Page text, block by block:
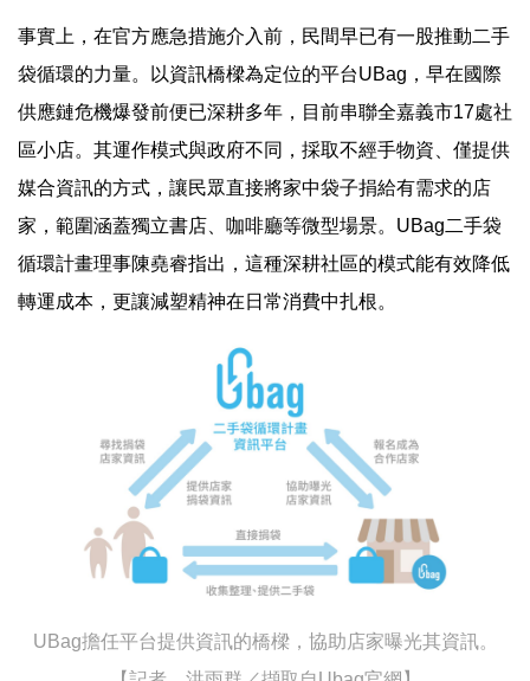
事實上，在官方應急措施介入前，民間早已有一股推動二手
袋循環的力量。以資訊橋樑為定位的平台UBag，早在國際
供應鏈危機爆發前便已深耕多年，目前串聯全嘉義市17處社
區小店。其運作模式與政府不同，採取不經手物資、僅提供
媒合資訊的方式，讓民眾直接將家中袋子捐給有需求的店
家，範圍涵蓋獨立書店、咖啡廳等微型場景。UBag二手袋
循環計畫理事陳堯睿指出，這種深耕社區的模式能有效降低
轉運成本，更讓減塑精神在日常消費中扎根。
UBag擔任平台提供資訊的橋樑，協助店家曝光其資訊。